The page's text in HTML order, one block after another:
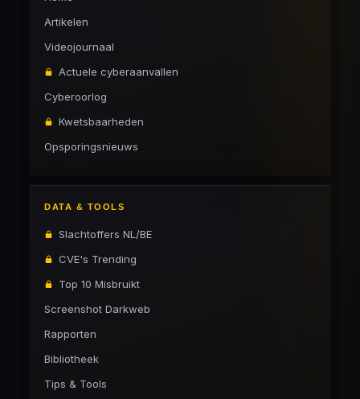
Artikelen
Videojournaal
Actuele cyberaanvallen
Cyberoorlog
Kwetsbaarheden
Opsporingsnieuws
DATA & TOOLS
Slachtoffers NL/BE
CVE's Trending
Top 10 Misbruikt
Screenshot Darkweb
Rapporten
Bibliotheek
Tips & Tools